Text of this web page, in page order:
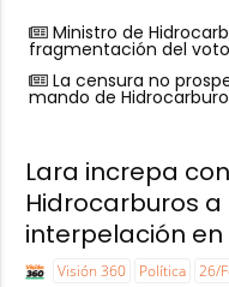
Ministro de
fragmentación del
La censura no
mando de
Lara increpa
Hidrocarburos
interpelación en
Visión 360 Política 26/